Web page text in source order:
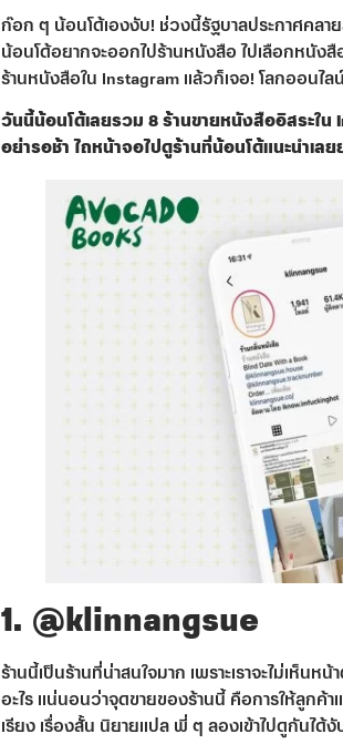
ก๊อก ๆ น้อนโด้เองงับ! ช่วงนี้รัฐบาลประกาศคล
น้อนโด้อยากจะออกไปร้านหนังสือ ไปเลือกหนั
ร้านหนังสือใน Instagram แล้วก็เจอ! โลกออนไ
วันนี้น้อนโด้เลยรวม 8 ร้านขายหนังสืออิสระใ
อย่ารอช้า ไถหน้าจอไปดูร้านที่น้อนโด้แนะนำเล
1. @klinnangsue
ร้านนี้เป็นร้านที่น่าสนใจมาก เพราะเราจะไม่เห็น
อะไร แน่นอนว่าจุดขายของร้านนี้ คือการให้ลูกค้
เรียง เรื่องสั้น นิยายแปล พี่ ๆ ลองเข้าไปดูกันไ